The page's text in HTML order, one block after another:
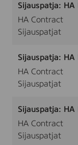
Sijauspatja: HA
HA Contract
Sijauspatjat
Sijauspatja: HA
HA Contract
Sijauspatjat
Sijauspatja: HA
HA Contract
Sijauspatjat